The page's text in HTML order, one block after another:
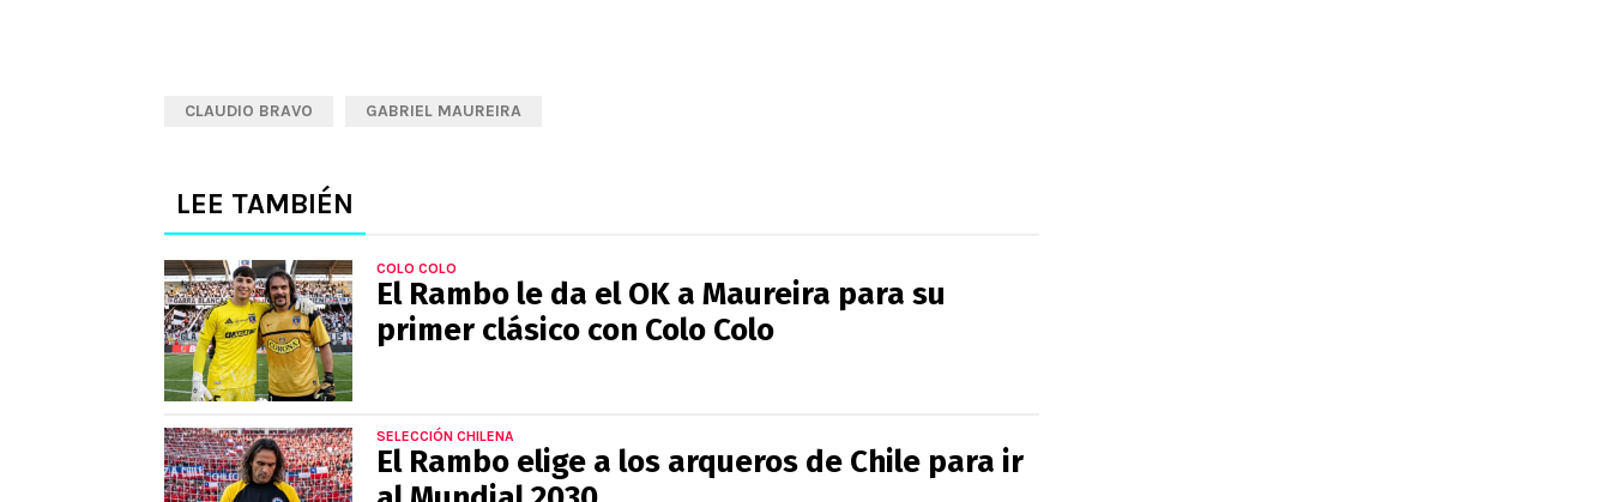
CLAUDIO BRAVO GABRIEL MAUREIRA
LEE TAMBIÉN
COLO COLO
El Rambo le da el OK a Maureira para su
primer clásico con Colo Colo
SELECCIÓN CHILENA
El Rambo elige a los arqueros de Chile para ir